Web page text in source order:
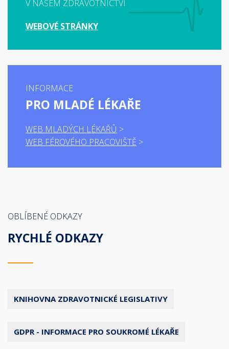
V NAŠEM ZDRAVOTNICTVÍ
WEBOVÉ STRÁNKY
INFORMACE
PRO MLADÉ LÉKAŘE
WEB MLADÝCH LÉKAŘŮ
WEB FÉROVÉHO PRACOVIŠTĚ
OBLÍBENÉ ODKAZY
RYCHLÉ ODKAZY
KNIHOVNA ZDRAVOTNICKÉ LEGISLATIVY
GDPR - INFORMACE PRO SOUKROMÉ LÉKAŘE